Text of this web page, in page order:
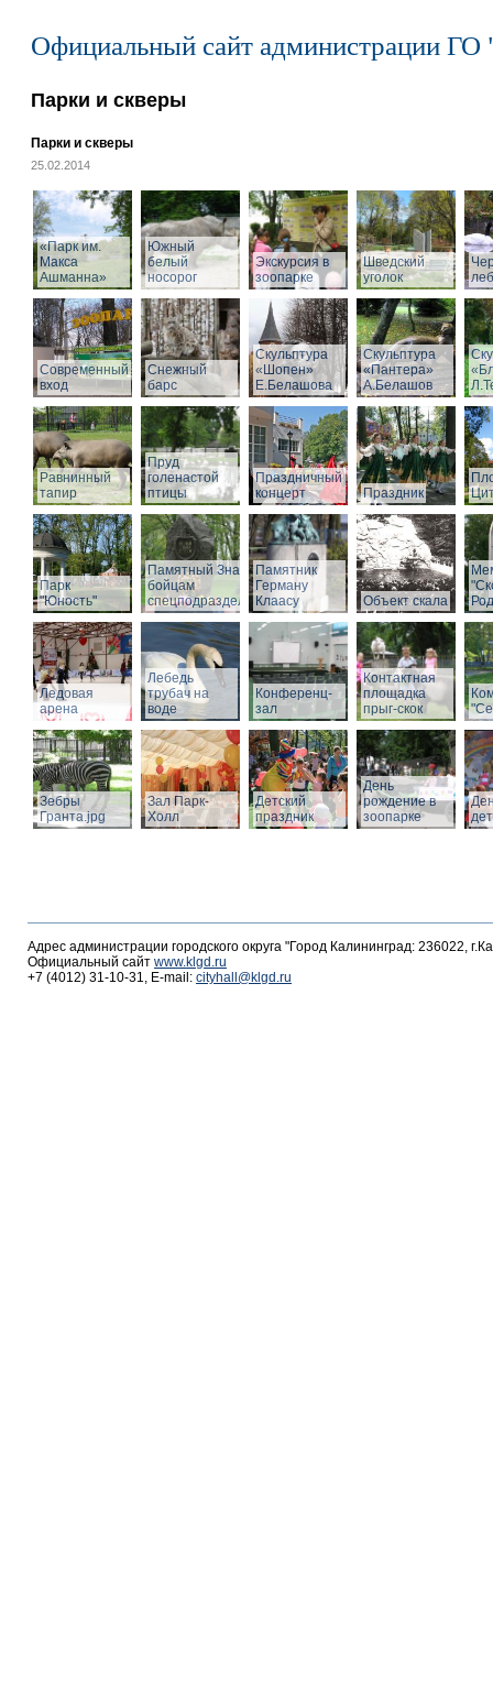
Официальный сайт администрации ГО
Парки и скверы
Парки и скверы
25.02.2014
«Парк им.
Макса
Ашманна»
Южный
белый
носорог
Экскурсия в
зоопарке
Шведский
уголок
Современный
вход
Снежный
барс
Скульптура
«Шопен»
Е.Белашова
Скульптура
«Пантера»
А.Белашов
Равнинный
тапир
Пруд
голенастой
птицы
Праздничный
концерт
Праздник
Парк
"Юность"
Памятный Знак
бойцам
спецподразделений
Памятник
Герману
Клаасу
Объект скала
Ледовая
арена
Лебедь
трубач на
воде
Конференц-
зал
Контактная
площадка
прыг-скок
Зебры
Гранта.jpg
Зал Парк-
Холл
Детский
праздник
День
рождение в
зоопарке
Адрес администрации городского округа "Город Калининград: 236022,
Официальный сайт www.klgd.ru
+7 (4012) 31-10-31, E-mail: cityhall@klgd.ru